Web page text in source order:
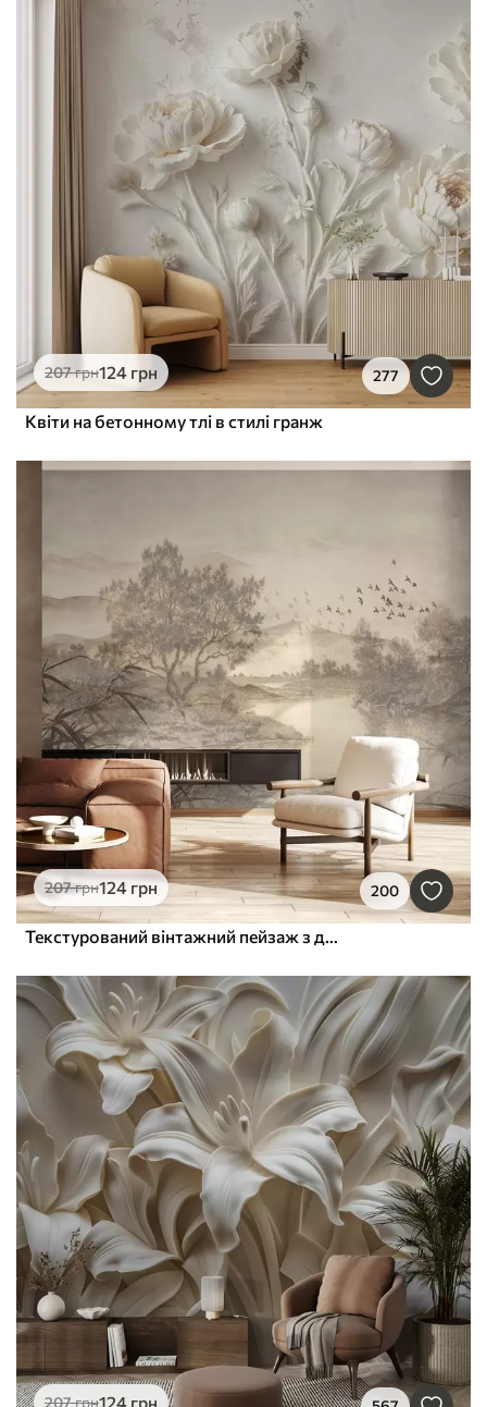
207грн124 грн 277
Квіти на бетонному тлі в стилі гранж
207грн124 грн 200
Текстурований вінтажний пейзаж з деревом біля річки та хмарним небом, мистецтво природи в тонах сепії
207грн124 грн